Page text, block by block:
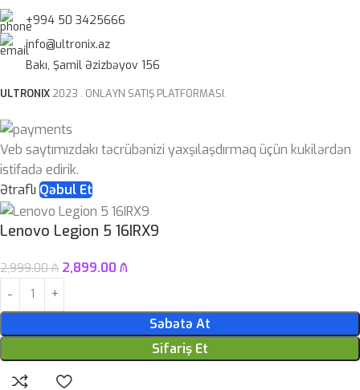
+994 50 3425666
info@ultronix.az
Bakı, Şamil Əzizbəyov 156
ULTRONIX 2023 . ONLAYN SATIŞ PLATFORMASI.
Veb saytımızdakı təcrübənizi yaxşılaşdırmaq üçün kukilərdən
istifadə edirik.
Ətraflı Qəbul Et
Lenovo Legion 5 16IRX9
2,999.00₼ 2,899.00 ₼
Səbətə At
Sifariş Et